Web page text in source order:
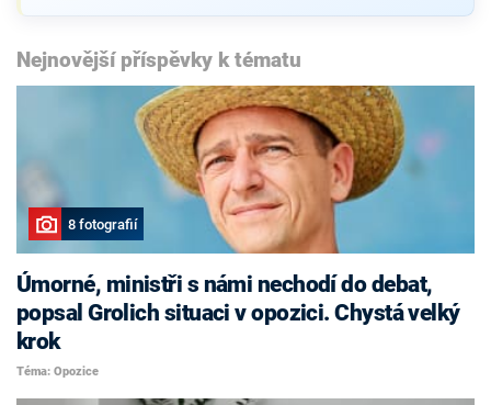
Nejnovější příspěvky k tématu
8 fotografií
Úmorné, ministři s námi nechodí do debat,
popsal Grolich situaci v opozici. Chystá velký
krok
Téma: Opozice